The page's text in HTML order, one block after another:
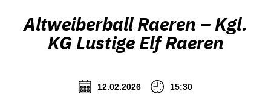
Altweiberball Raeren – Kgl.
KG Lustige Elf Raeren
12.02.2026 15:30